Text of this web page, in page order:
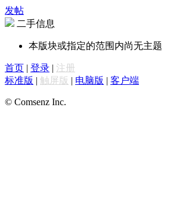
发帖
二手信息
本版块或指定的范围内尚无主题
首页 | 登录 | 注册
标准版 | 触屏版 | 电脑版 | 客户端
© Comsenz Inc.